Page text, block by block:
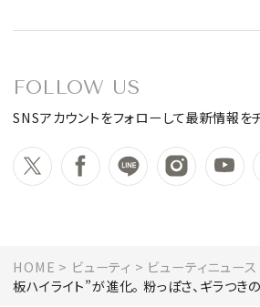
FOLLOW US
SNSアカウントをフォローして最新情報を
HOME ビューティ ビューティニュース
板ハイライト”が進化。 粉っぽさ、ギラつき